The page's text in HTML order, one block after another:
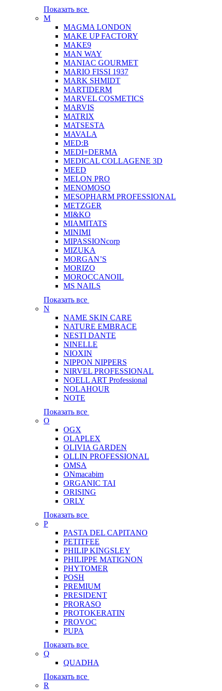
Показать все
M
MAGMA LONDON
MAKE UP FACTORY
MAKE9
MAN WAY
MANIAC GOURMET
MARIO FISSI 1937
MARK SHMIDT
MARTIDERM
MARVEL COSMETICS
MARVIS
MATRIX
MATSESTA
MAVALA
MED:B
MEDI+DERMA
MEDICAL COLLAGENE 3D
MEED
MELON PRO
MENOMOSO
MESOPHARM PROFESSIONAL
METZGER
MI&KO
MIAMITATS
MINIMI
MIPASSIONcorp
MIZUKA
MORGAN’S
MORIZO
MOROCCANOIL
MS NAILS
Показать все
N
NAME SKIN CARE
NATURE EMBRACE
NESTI DANTE
NINELLE
NIOXIN
NIPPON NIPPERS
NIRVEL PROFESSIONAL
NOELL ART Professional
NOLAHOUR
NOTE
Показать все
O
OGX
OLAPLEX
OLIVIA GARDEN
OLLIN PROFESSIONAL
OMSA
ONmacabim
ORGANIC TAI
ORISING
ORLY
Показать все
P
PASTA DEL CAPITANO
PETITFEE
PHILIP KINGSLEY
PHILIPPE MATIGNON
PHYTOMER
POSH
PREMIUM
PRESIDENT
PRORASO
PROTOKERATIN
PROVOC
PUPA
Показать все
Q
QUADHA
Показать все
R